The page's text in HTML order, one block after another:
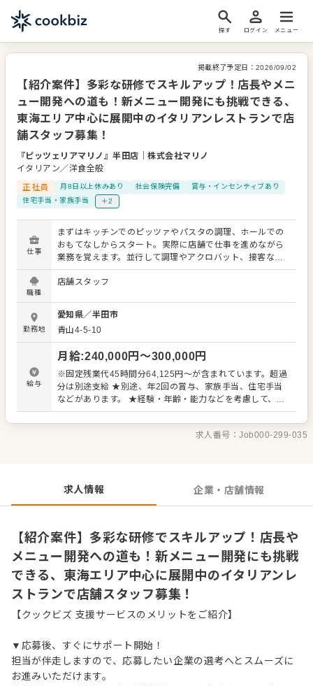
探す ログイン メニュー
掲載終了予定日： 2026/09/02
【紹介案件】多彩な研修でスキルアップ！店長やメニ
ュー開発への道も！新メニュー開発にも挑戦できる、
東海エリア中心に展開中のイタリアンレストランで店
舗スタッフ募集！
『ピッツェリアマリノ』半田店 ｜株式会社マリノ
イタリアン／洋食全般
正社員
月8日以上休みあり 社会保険完備
賞与・インセンティブあり
住宅手当・家族手当
＋2
仕事
まずはキッチンでのピッツァやパスタの調理、ホールでの
おもてなしからスタート。実際に店舗で仕事を進めながら
業務を覚えます。並行して調理やアクロバット、接客など
の多彩な研修をご用意。頭や身体を使う実践的な内容で、
自分の「好き」や「得意」を発見できます。 ホールでの接
とはすぐに現場で発揮可能。個性豊かなスタッフがイキイ
キと活躍する職場です。 将来的には店舗スタッフから店
長、そしてメニュー開発を担うフードクリエイターへと着
実にステップアップしていくこともでき、80店舗以上のメ
ニューを決めたり、自分のアイデアをカタチにしたりと、
大きなやりがいを実感できます。 「とりあえずやってみ
る」ことを大切にする開放的な社風のもと、失敗を恐れず
新しい企画に挑戦できる環境です。 ＜おすすめポイント＞
り専門店など多角的に展開しています。自社工場で製造し
た自家製生パスタやピッツァ生地を供給することで、高い
職種
店舗スタッフ
勤務地
愛知県／半田市
青山4-5-10
給与
月給:240,000円〜300,000円
※固定残業代45時間分64,125円～が含まれています。超過
分は別途支給 ★別途、年2回の賞与、家族手当、住宅手当
などがあります。 ★経験・年齢・能力などを考慮して、加
給優遇します。 ◎試用期間6カ月あり（期間中の変動な
し）
求人番号：Job000-299-035
求人情報 企業・店舗情報
【紹介案件】多彩な研修でスキルアップ！店長や
メニュー開発への道も！新メニュー開発にも挑戦
できる、東海エリア中心に展開中のイタリアンレ
ストランで店舗スタッフ募集！
【クックビズ 支援サービスのメリットをご紹介】
▼応募後、すぐにサポート開始！
担当が伴走しますので、応募したい企業の選考へとスムーズに
お進みいただけます。